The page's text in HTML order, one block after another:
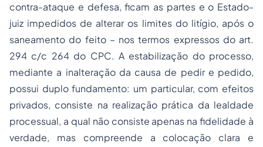
contra-ataque e defesa, ficam as partes e o Estado-
juiz impedidos de alterar os limites do litígio, após o
saneamento do feito – nos termos expressos do art.
294 c/c 264 do CPC. A estabilização do processo,
mediante a inalteração da causa de pedir e pedido,
possui duplo fundamento: um particular, com efeitos
privados, consiste na realização prática da lealdade
processual, a qual não consiste apenas na fidelidade à
verdade, mas compreende a colocação clara e